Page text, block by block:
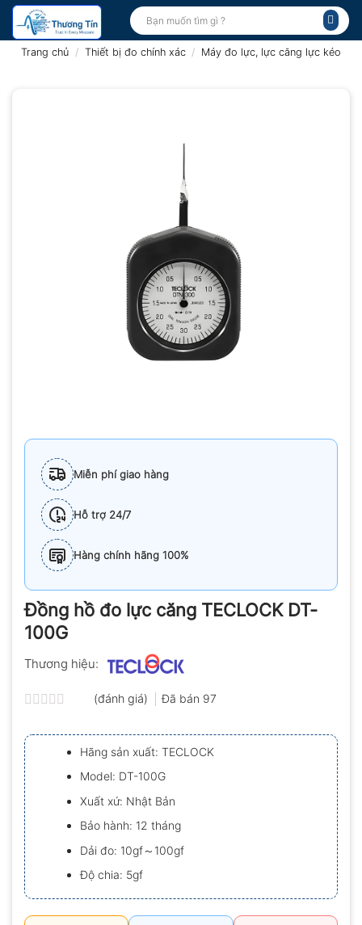
Bỏ
qua
Tìm
kiếm:
Trang chủ / Thiết bị đo chính xác / Máy đo lực, lực căng lực kéo
Miễn phí giao hàng
Hỗ trợ 24/7
Hàng chính hãng 100%
Đồng hồ đo lực căng TECLOCK DT-
100G
Thương hiệu:
xếp
hạng
0.0
5
sao
(đánh giá) Đã bán 97
Hãng sản xuất: TECLOCK
Model: DT-100G
Xuất xứ: Nhật Bản
Bảo hành: 12 tháng
Dải đo: 10gf～100gf
Độ chia: 5gf